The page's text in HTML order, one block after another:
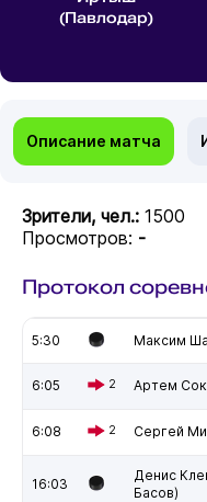
(Павлодар)
Описание матча
Зрители, чел.: 1500
Просмотров: -
Протокол
5:30 Максим
6:05 2 Артем
6:08 2 Сергей
16:03
Денис
Басов)